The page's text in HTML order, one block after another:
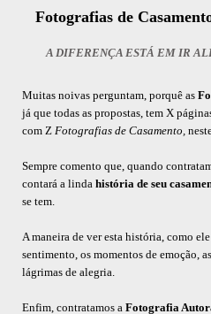
Fotografias de
A DIFERENÇA ESTÁ EM IR
Muitas noivas perguntam, porquê as
já que todas as propostas, tem X
com Z Fotografias de Casamento,
Sempre comento que, quando
contará a linda história de seu
se tem.
A maneira de ver esta história, como
sentimento, os momentos de emoção,
lágrimas de alegria.
Enfim, contratamos a Fotografia